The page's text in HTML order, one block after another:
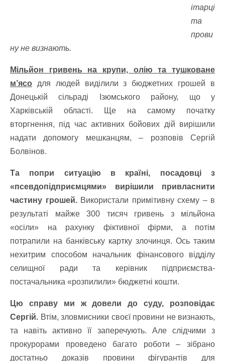
ітарці
та
прови
ну не визнають.
Мільйон гривень на крупи, олію та тушковане
м’ясо для людей виділили з бюджетних грошей в
Донецькій сільраді Ізюмського району, що у
Харківській області. Ще на самому початку
вторгнення, під час активних бойових дій вирішили
надати допомогу мешканцям, – розповів Сергій
Болвінов.
Та попри ситуацію в країні, посадовці з
«псевдопідприємцями» вирішили привласнити
частину грошей.Використали примітивну схему – в
результаті майже 300 тисяч гривень з мільйона
«осіли» на рахунку фіктивної фірми, а потім
потрапили на банківську картку злочинця. Ось таким
нехитрим способом начальник фінансового відділу
селищної ради та керівник підприємства-
постачальника «розпилили» бюджетні кошти.
Цю справу ми ж довели до суду, розповідає
Сергій. Втім, зловмисники своєї провини не визнають,
та навіть активно її заперечують. Але слідчими з
прокурорами проведено багато роботи – зібрано
достатньо доказів провини фігурантів для